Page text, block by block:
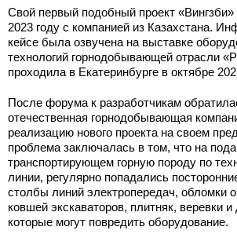
Свой первый подобный проект
2023 году с компанией из Казахстана.
кейсе была озвучена на выставке
технологий горнодобывающей отрасли
проходила в Екатеринбурге в октябре
После форума к разработчикам
отечественная горнодобывающая
реализацию нового проекта на своем
проблема заключалась в том, что на
транспортирующем горную породу по
линии, регулярно попадались
столбы линий электропередач, обломки
ковшей экскаваторов, плитняк, веревки
которые могут повредить оборудование.